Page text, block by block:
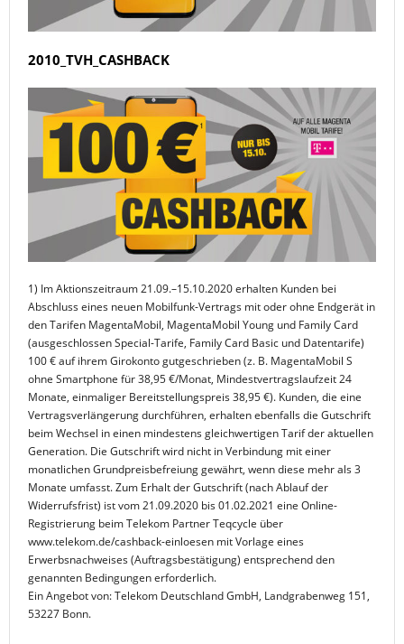
2010_TVH_CASHBACK
1) Im Aktionszeitraum 21.09.–15.10.2020 erhalten Kunden bei
Abschluss eines neuen Mobilfunk-Vertrags mit oder ohne Endgerät in
den Tarifen MagentaMobil, MagentaMobil Young und Family Card
(ausgeschlossen Special-Tarife, Family Card Basic und Datentarife)
100 € auf ihrem Girokonto gutgeschrieben (z. B. MagentaMobil S
ohne Smartphone für 38,95 €/Monat, Mindestvertragslaufzeit 24
Monate, einmaliger Bereitstellungspreis 38,95 €). Kunden, die eine
Vertragsverlängerung durchführen, erhalten ebenfalls die Gutschrift
beim Wechsel in einen mindestens gleichwertigen Tarif der aktuellen
Generation. Die Gutschrift wird nicht in Verbindung mit einer
monatlichen Grundpreisbefreiung gewährt, wenn diese mehr als 3
Monate umfasst. Zum Erhalt der Gutschrift (nach Ablauf der
Widerrufsfrist) ist vom 21.09.2020 bis 01.02.2021 eine Online-
Registrierung beim Telekom Partner Teqcycle über
www.telekom.de/cashback-einloesen mit Vorlage eines
Erwerbsnachweises (Auftragsbestätigung) entsprechend den
genannten Bedingungen erforderlich.
Ein Angebot von: Telekom Deutschland GmbH, Landgrabenweg 151,
53227 Bonn.